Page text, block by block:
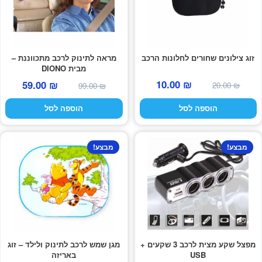
זוג צילונים שחורים לחלונות הרכב
20.00₪
המחיר
המקורי
היה:
10.00 ₪
המחיר
הנוכחי
הוא:
הוספה לסל
מראה לתינוק לרכב מתכווננת –
מבית DIONO
99.00₪
המחיר
המקורי
היה:
59.00 ₪
הוא:
הוספה לסל
מפצל שקע מצית לרכב 3 שקעים +
USB
מבצע!
מגן שמש לרכב לתינוק ולילד – זוג
באריזה
מבצע!